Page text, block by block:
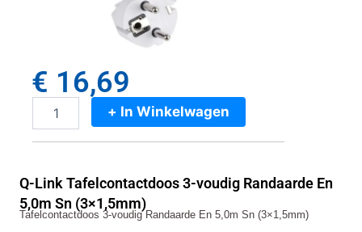
€ 16,69
voudig
Randaarde
En
+ In Winkelwagen
Q-Link Tafelcontactdoos 3-voudig Randaarde En
5,0m Sn (3×1,5mm)
Tafelcontactdoos 3-voudig Randaarde En 5,0m Sn (3×1,5mm)